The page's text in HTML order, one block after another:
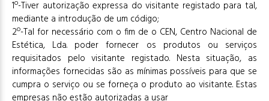
1º-Tiver autorização expressa do visitante registado para tal,
mediante a introdução de um código;
2º-Tal for necessário com o fim de o CEN, Centro Nacional de
Estética, Lda. poder fornecer os produtos ou serviços
requisitados pelo visitante registado. Nesta situação, as
informações fornecidas são as mínimas possíveis para que se
cumpra o serviço ou se forneça o produto ao visitante. Estas
empresas não estão autorizadas a usar